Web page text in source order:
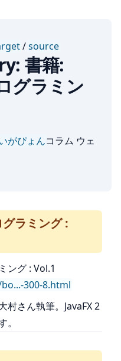
/source
書籍:
グラミン
がぴょんコラム ウェ
ラミング :
ング : Vol.1
300-8.html
村さん執筆。JavaFX 2